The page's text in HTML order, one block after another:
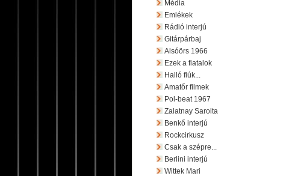
Média
Emlékek
Rádió interjú
Gitárpárbaj
Alsóörs 1966
Ezek a fiatalok
Halló fiúk...
Amatőr filmek
Pol-beat 1967
Zalatnay Sarolta
Benkő interjú
Rockcirkusz
Csak a szépre...
Berlini interjú
Wittek Mari